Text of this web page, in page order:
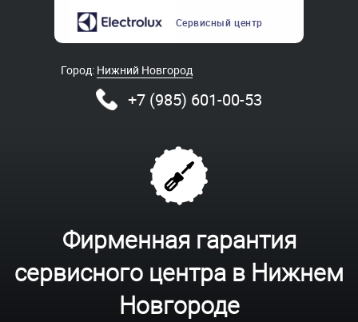
Сервисный центр
Город: Нижний Новгород
+7 (985) 601-00-53
Фирменная гарантия
сервисного центра в Нижнем
Новгороде